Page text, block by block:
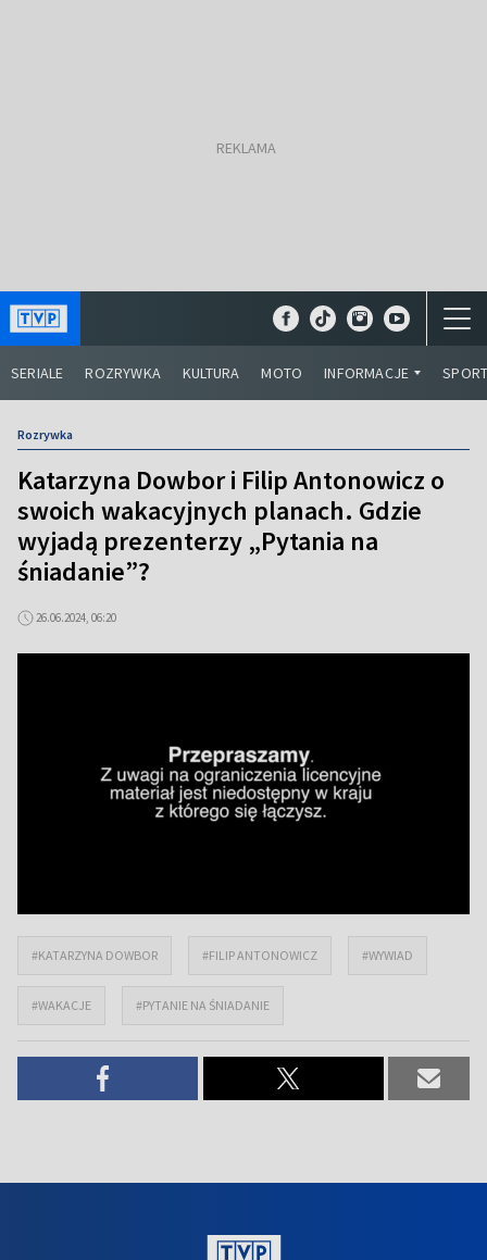
SERIALE ROZRYWKA KULTURA MOTO INFORMACJE
Rozrywka
Katarzyna Dowbor i Filip Antonowicz o
swoich wakacyjnych planach. Gdzie
wyjadą prezenterzy „Pytania na
śniadanie”?
26.06.2024, 06:20
#KATARZYNA DOWBOR #FILIP ANTONOWICZ #WYWIAD
#WAKACJE #PYTANIE NA ŚNIADANIE